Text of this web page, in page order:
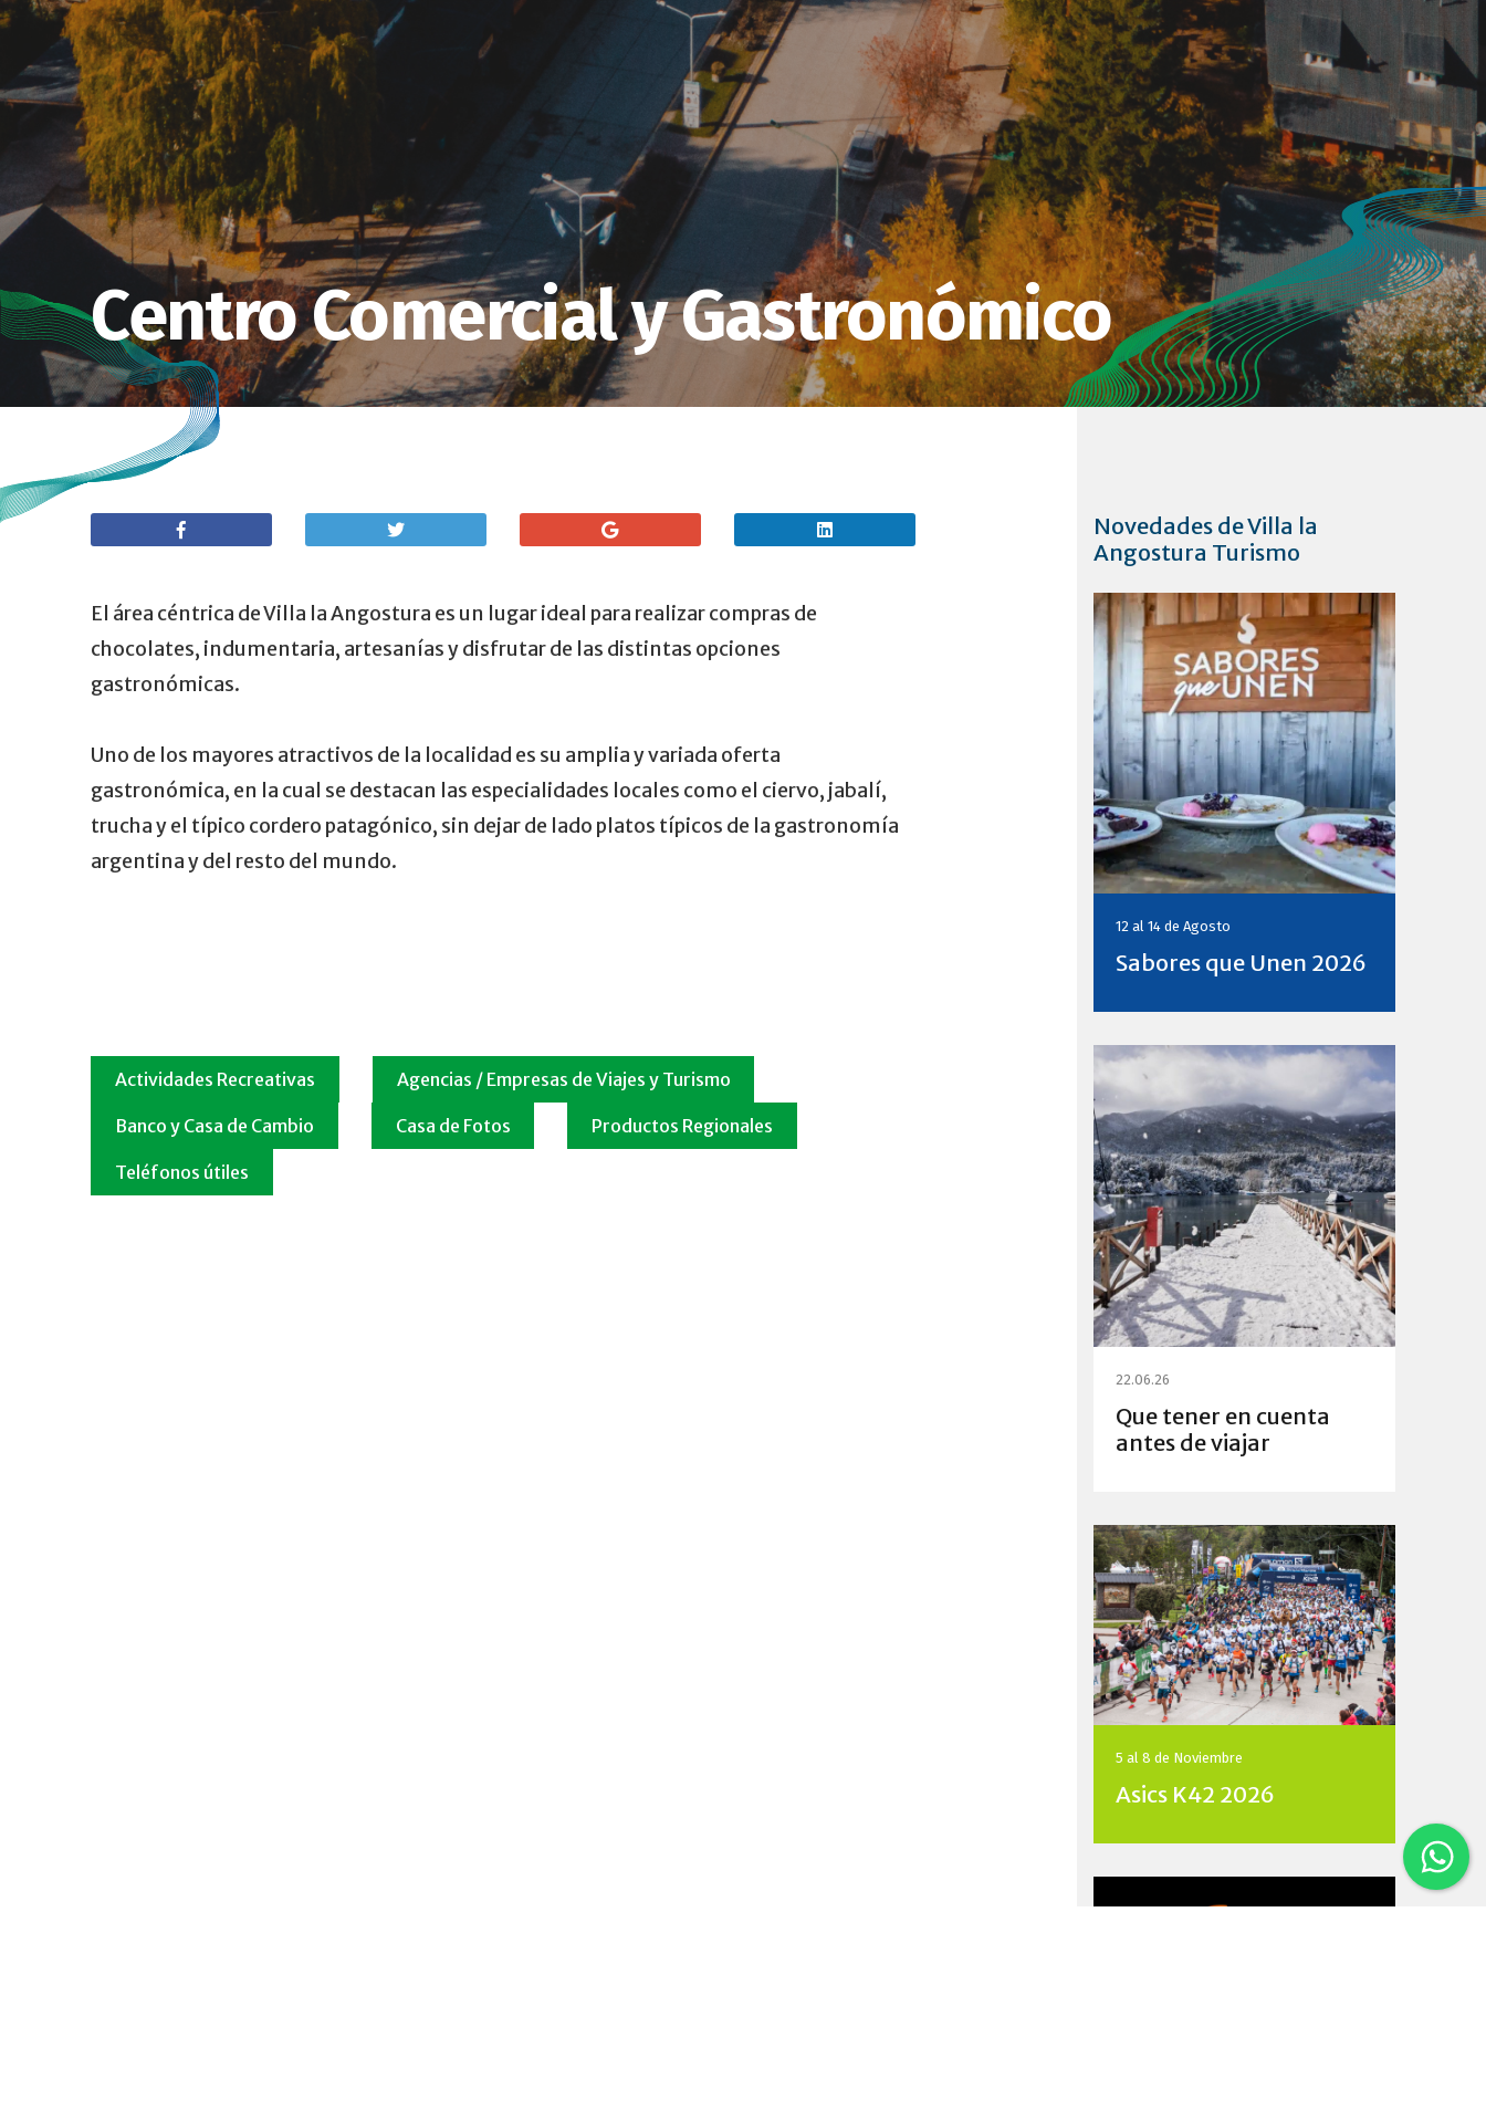
Centro Comercial y Gastronómico
El área céntrica de Villa la Angostura es un lugar ideal para realizar compras de
chocolates, indumentaria, artesanías y disfrutar de las distintas opciones
gastronómicas.
Uno de los mayores atractivos de la localidad es su amplia y variada oferta
gastronómica, en la cual se destacan las especialidades locales como el ciervo, jabalí,
trucha y el típico cordero patagónico, sin dejar de lado platos típicos de la gastronomía
argentina y del resto del mundo.
Actividades Recreativas Agencias / Empresas de Viajes y Turismo
Banco y Casa de Cambio Casa de Fotos Productos Regionales
Teléfonos útiles
Novedades de Villa la
Angostura Turismo
12 al 14 deAgosto
Sabores que Unen 2026
22.06.26
Que tener en cuenta
antes de viajar
5 al 8 de Noviembre
Asics K42 2026